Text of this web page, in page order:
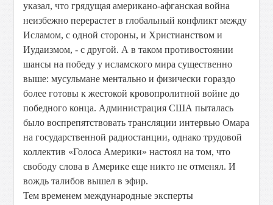
указал, что грядущая американо-афганская война
неизбежно перерастет в глобальный конфликт между
Исламом, с одной стороны, и Христианством и
Иудаизмом, - с другой. А в таком противостоянии
шансы на победу у исламского мира существенно
выше: мусульмане ментально и физически гораздо
более готовы к жестокой кровопролитной войне до
победного конца. Администрация США пыталась
было воспрепятствовать трансляции интервью Омара
на государственной радиостанции, однако трудовой
коллектив «Голоса Америки» настоял на том, что
свободу слова в Америке еще никто не отменял. И
вождь талибов вышел в эфир.
Тем временем международные эксперты